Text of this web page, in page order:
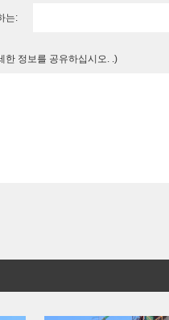
는:
한 정보를 공유하십시오. .)